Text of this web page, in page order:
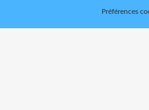
Préférences